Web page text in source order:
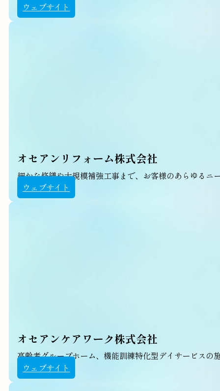
ウェブサイト
オセアンリフォーム株式会社
細かな修繕や大規模補強工事まで、お客様のあらゆる
ウェブサイト
オセアンケアワーク株式会社
高齢者グループホーム、機能訓練特化型デイサービス
ウェブサイト